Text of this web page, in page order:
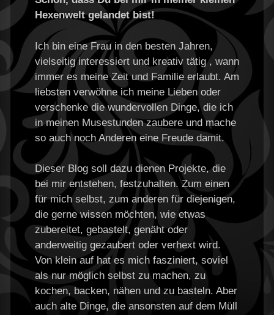
Hexenwelt gelandet bist!
Ich bin eine Frau in den besten Jahren,
vielseitig interessiert und kreativ tätig , wann
immer es meine Zeit und Familie erlaubt. Am
liebsten verwöhne ich meine Lieben oder
verschenke die wundervollen Dinge, die ich
in meinen Musestunden zaubere und mache
so auch noch Anderen eine Freude damit.
Dieser Blog soll dazu dienen Projekte, die
bei mir entstehen, festzuhalten. Zum einen
für mich selbst, zum anderen für diejenigen,
die gerne wissen möchten, wie etwas
zubereitet, gebastelt, genäht oder
anderweitig gezaubert oder verhext wird.
Von klein auf hat es mich fasziniert, soviel
als nur möglich selbst zu machen, zu
kochen, backen, nähen und zu basteln. Aber
auch alte Dinge, die ansonsten auf dem Müll